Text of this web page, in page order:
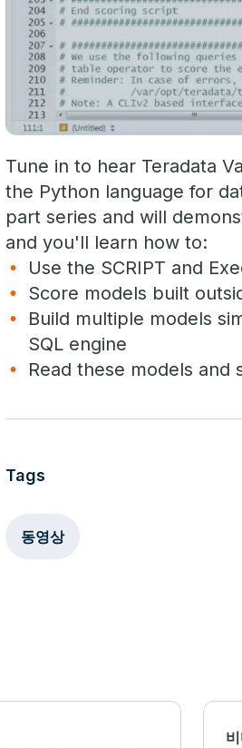
Tune in to hear Teradata
the Python language for
part series and will
and you'll learn how to:
Use the SCRIPT and
Score models built
Build multiple models
SQL engine
Read these models and
Tags
동영상